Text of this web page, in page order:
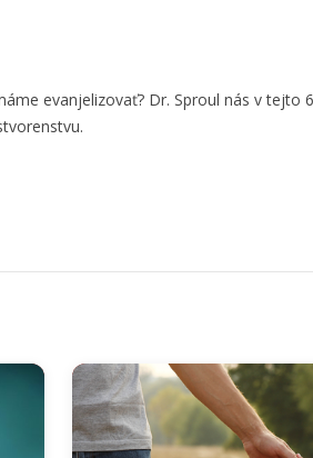
evanjelizovať? Dr. Sproul nás v tejto